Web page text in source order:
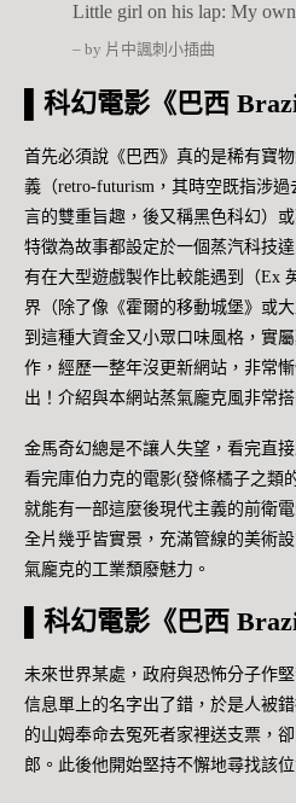
Little girl on his lap: My
– by 片中諷刺小插曲
▌科幻電影《巴西
首先必須說《巴西》真的是稀有寶
義（retro-futurism，其時空既指涉
言的雙重旨趣，後又稱黑色科幻）
特徵為故事都設定於一個蒸汽科技
有在大型遊戲製作比較能遇到（Ex
界（除了像《霍爾的移動城堡》或
到這種大資金又小眾口味風格，實
作，經歷一整年沒更新網站，非常
出！介紹與本網站蒸氣龐克風非常搭
金馬奇幻總是不讓人失望，看完直
看完庫伯力克的電影(發條橘子之類
就能有一部這麼後現代主義的前衛
全片幾乎皆實景，充滿管線的美術
氣龐克的工業頹廢魅力。
▌科幻電影《巴西
未來世界某處，政府與恐怖分子作
信息單上的名字出了錯，於是人被
的山姆奉命去冤死者家裡送支票，
郎。此後他開始堅持不懈地尋找該